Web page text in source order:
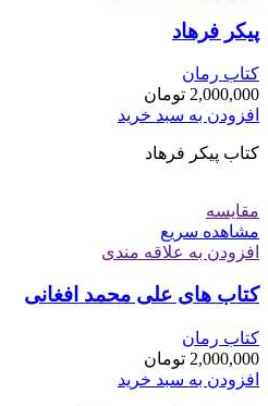
پیکر فرهاد
کتاب رمان
2,000,000 تومان
افزودن به سبد خرید
کتاب پیکر فرهاد
مقایسه
مشاهده سریع
افزودن به علاقه مندی
کتاب های علی محمد افغانی
کتاب رمان
2,000,000 تومان
افزودن به سبد خرید